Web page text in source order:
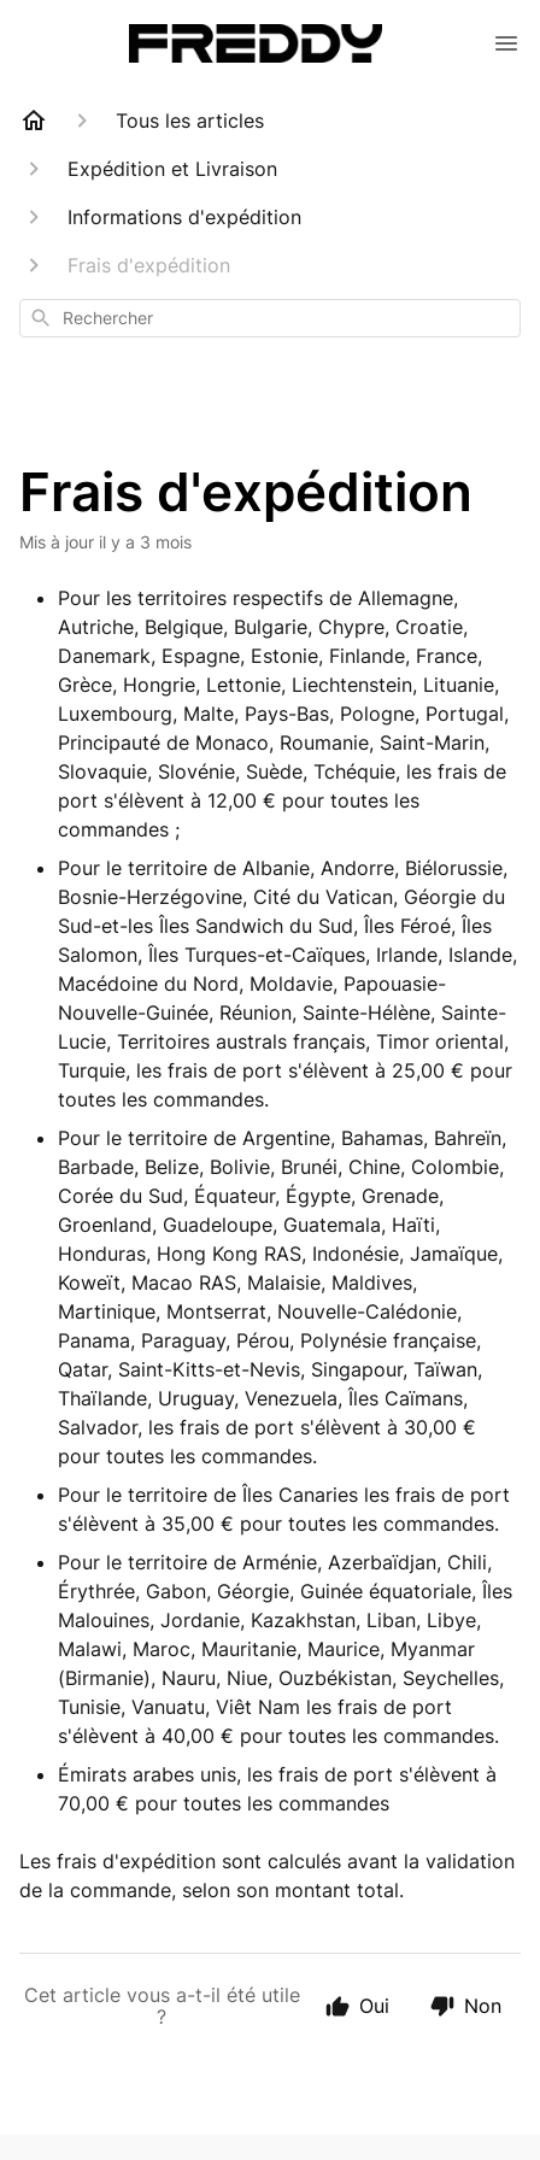
Tous les articles
Expédition et Livraison
Informations d'expédition
Frais d'expédition
Rechercher
Frais d'expédition
Mis à jour il y a 3 mois
Pour les territoires respectifs de Allemagne,
Autriche, Belgique, Bulgarie, Chypre, Croatie,
Danemark, Espagne, Estonie, Finlande, France,
Grèce, Hongrie, Lettonie, Liechtenstein, Lituanie,
Luxembourg, Malte, Pays-Bas, Pologne, Portugal,
Principauté de Monaco, Roumanie, Saint-Marin,
Slovaquie, Slovénie, Suède, Tchéquie, les frais de
port s'élèvent à 12,00 € pour toutes les
commandes ;
Pour le territoire de Albanie, Andorre, Biélorussie,
Bosnie-Herzégovine, Cité du Vatican, Géorgie du
Sud-et-les Îles Sandwich du Sud, Îles Féroé, Îles
Salomon, Îles Turques-et-Caïques, Irlande, Islande,
Macédoine du Nord, Moldavie, Papouasie-
Nouvelle-Guinée, Réunion, Sainte-Hélène, Sainte-
Lucie, Territoires australs français, Timor oriental,
Turquie, les frais de port s'élèvent à 25,00 € pour
toutes les commandes.
Pour le territoire de Argentine, Bahamas, Bahreïn,
Barbade, Belize, Bolivie, Brunéi, Chine, Colombie,
Corée du Sud, Équateur, Égypte, Grenade,
Groenland, Guadeloupe, Guatemala, Haïti,
Honduras, Hong Kong RAS, Indonésie, Jamaïque,
Koweït, Macao RAS, Malaisie, Maldives,
Martinique, Montserrat, Nouvelle-Calédonie,
Panama, Paraguay, Pérou, Polynésie française,
Qatar, Saint-Kitts-et-Nevis, Singapour, Taïwan,
Thaïlande, Uruguay, Venezuela, Îles Caïmans,
Salvador, les frais de port s'élèvent à 30,00 €
pour toutes les commandes.
Pour le territoire de Îles Canaries les frais de port
s'élèvent à 35,00 € pour toutes les commandes.
Pour le territoire de Arménie, Azerbaïdjan, Chili,
Érythrée, Gabon, Géorgie, Guinée équatoriale, Îles
Malouines, Jordanie, Kazakhstan, Liban, Libye,
Malawi, Maroc, Mauritanie, Maurice, Myanmar
(Birmanie), Nauru, Niue, Ouzbékistan, Seychelles,
Tunisie, Vanuatu, Viêt Nam les frais de port
s'élèvent à 40,00 € pour toutes les commandes.
Émirats arabes unis, les frais de port s'élèvent à
70,00 € pour toutes les commandes
Les frais d'expédition sont calculés avant la validation
de la commande, selon son montant total.
Cet article vous a-t-il été utile
?
Oui Non